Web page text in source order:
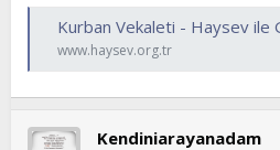
Kurban Vekaleti - Haysev ile
www.haysev.org.tr
Kendiniarayanadam